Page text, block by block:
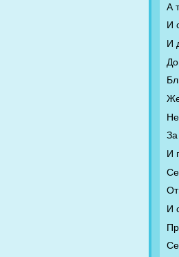
А
И
И
И
И